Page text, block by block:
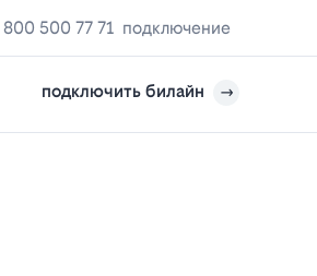
500 77 71 подключение
подключить билайн